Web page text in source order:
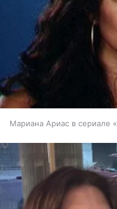
Мариана Ариас в сериале